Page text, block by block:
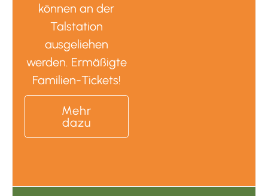
können an der
Talstation
ausgeliehen
werden. Ermäßigte
Familien-Tickets!
Mehr
dazu